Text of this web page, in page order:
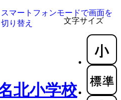
文字サイズ
スマートフォンモードで画面を
切り替え
北小学校